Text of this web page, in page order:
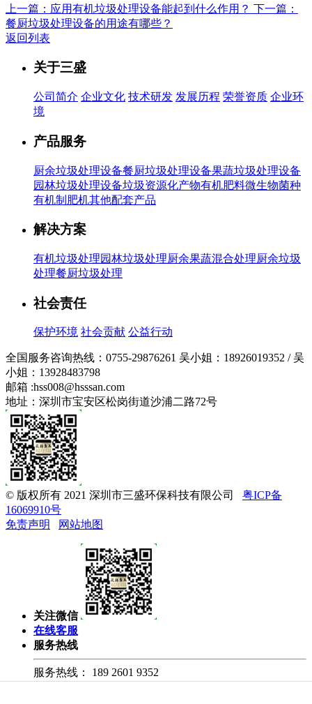
上一篇：应用有机垃圾处理设备能起到什么作用？ 下一篇：
餐厨垃圾处理设备的用途有哪些？
返回列表
关于三盛
公司简介 企业文化 技术研发 发展历程 荣誉资质 企业环
境
产品服务
厨余垃圾处理设备餐厨垃圾处理设备果蔬垃圾处理设备
园林垃圾处理设备垃圾资源化产物有机肥料微生物菌种
有机制肥机其他配套产品
解决方案
有机垃圾处理园林垃圾处理厨余果蔬混合处理厨余垃圾
处理餐厨垃圾处理
社会责任
保护环境 社会贡献 公益行动
全国服务咨询热线： 0755-29876261 吴小姐：18926019352 / 吴
小姐：13928483798
邮箱 :hss008@hsssan.com
地址：深圳市宝安区松岗街道沙浦二路72号
© 版权所有 2021 深圳市三盛环保科技有限公司 粤ICP备
16069910号
免责声明
网站地图
关注微信
在线客服
服务热线
服务热线：
189 2601 9352